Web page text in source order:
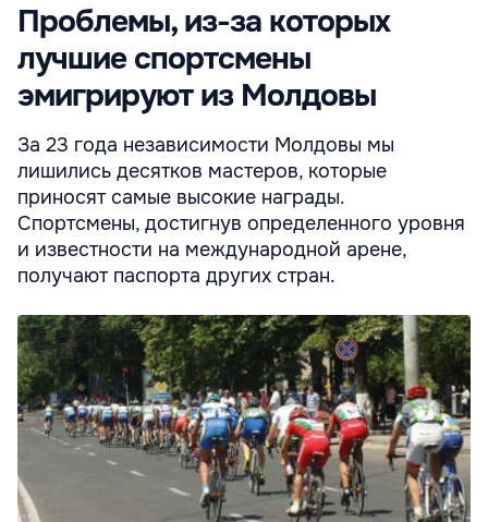
Проблемы, из-за которых
лучшие спортсмены
эмигрируют из Молдовы
За 23 года независимости Молдовы мы
лишились десятков мастеров, которые
приносят самые высокие награды.
Спортсмены, достигнув определенного уровня
и известности на международной арене,
получают паспорта других стран.